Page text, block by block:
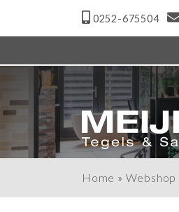
0252-675504
Home » Webshop